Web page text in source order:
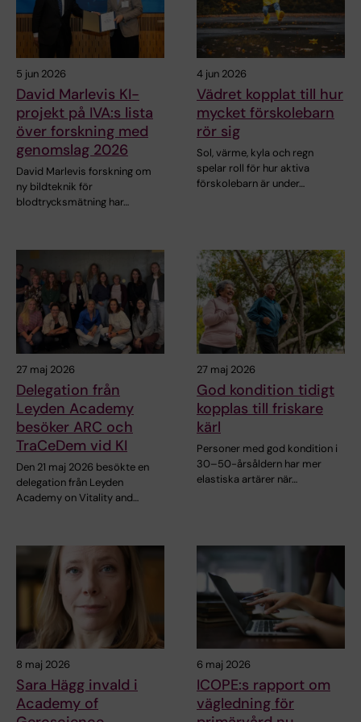
5 jun 2026
David Marlevis KI-
projekt på IVA:s lista
över forskning med
genomslag 2026
David Marlevis forskning om
ny bildteknik för
blodtrycksmätning har…
4 jun 2026
Vädret kopplat till hur
mycket förskolebarn
rör sig
Sol, värme, kyla och regn
spelar roll för hur aktiva
förskolebarn är under…
27 maj 2026
Delegation från
Leyden Academy
besöker ARC och
TraCeDem vid KI
Den 21 maj 2026 besökte en
delegation från Leyden
Academy on Vitality and…
27 maj 2026
God kondition tidigt
kopplas till friskare
kärl
Personer med god kondition i
30–50-årsåldern har mer
elastiska artärer när…
8 maj 2026
Sara Hägg invald i
Academy of
6 maj 2026
ICOPE:s rapport om
vägledning för